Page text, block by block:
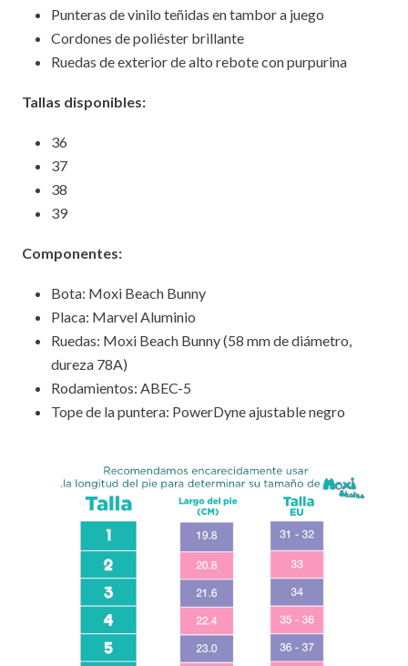
Punteras de vinilo teñidas en tambor a juego
Cordones de poliéster brillante
Ruedas de exterior de alto rebote con purpurina
Tallas disponibles:
36
37
38
39
Componentes:
Bota: Moxi Beach Bunny
Placa: Marvel Aluminio
Ruedas: Moxi Beach Bunny (58 mm de diámetro,
dureza 78A)
Rodamientos: ABEC-5
Tope de la puntera: PowerDyne ajustable negro